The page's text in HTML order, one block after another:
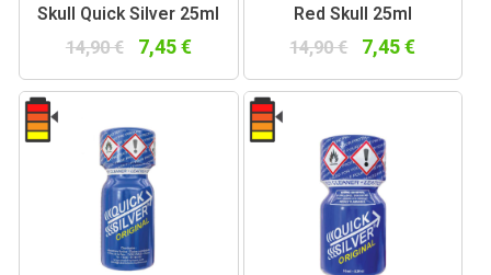
Skull Quick Silver 25ml
14,90 € 7,45 €
Red Skull 25ml
14,90 € 7,45 €